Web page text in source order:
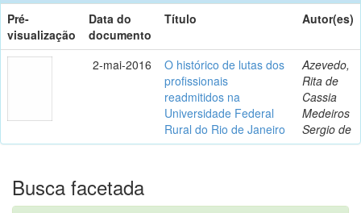
Pré-
visualização
Data do
documento
Título Autor(es)
2-mai-2016
O histórico de lutas dos
profissionais
readmitidos na
Universidade Federal
Rural do Rio de Janeiro
Azevedo,
Rita de
Cassia
Medeiros
Sergio de
Busca facetada